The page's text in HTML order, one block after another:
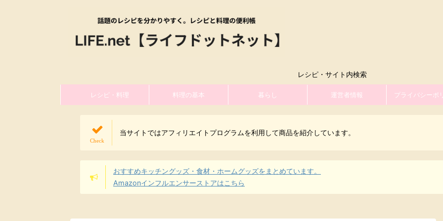
レシピ・サイト内検索
レシピ・料理 料理の基本 暮らし 運営者情報 プライバシーポ
当サイトではアフィリエイトプログラムを利用して商品を紹介しています。
おすすめキッチングッズ・食材・ホームグッズをまとめています。
Amazonインフルエンサーストアはこちら